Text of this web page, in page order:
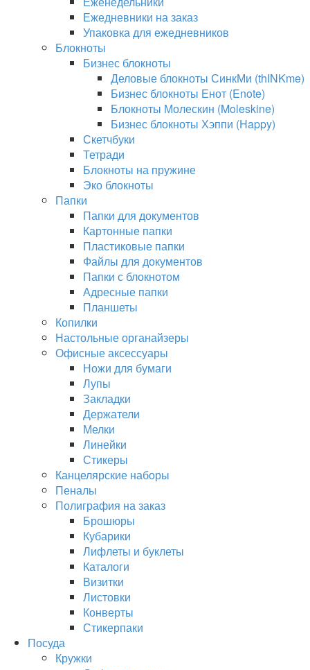
Ежедневники на заказ
Упаковка для ежедневников
Блокноты
Бизнес блокноты
Деловые блокноты СинкМи (thINKme)
Бизнес блокноты Енот (Enote)
Блокноты Молескин (Moleskine)
Бизнес блокноты Хэппи (Happy)
Скетчбуки
Тетради
Блокноты на пружине
Эко блокноты
Папки
Папки для документов
Картонные папки
Пластиковые папки
Файлы для документов
Папки с блокнотом
Адресные папки
Планшеты
Копилки
Настольные органайзеры
Офисные аксессуары
Ножи для бумаги
Лупы
Закладки
Держатели
Мелки
Линейки
Стикеры
Канцелярские наборы
Пеналы
Полиграфия на заказ
Брошюры
Кубарики
Лифлеты и буклеты
Каталоги
Визитки
Листовки
Конверты
Стикерпаки
Посуда
Кружки